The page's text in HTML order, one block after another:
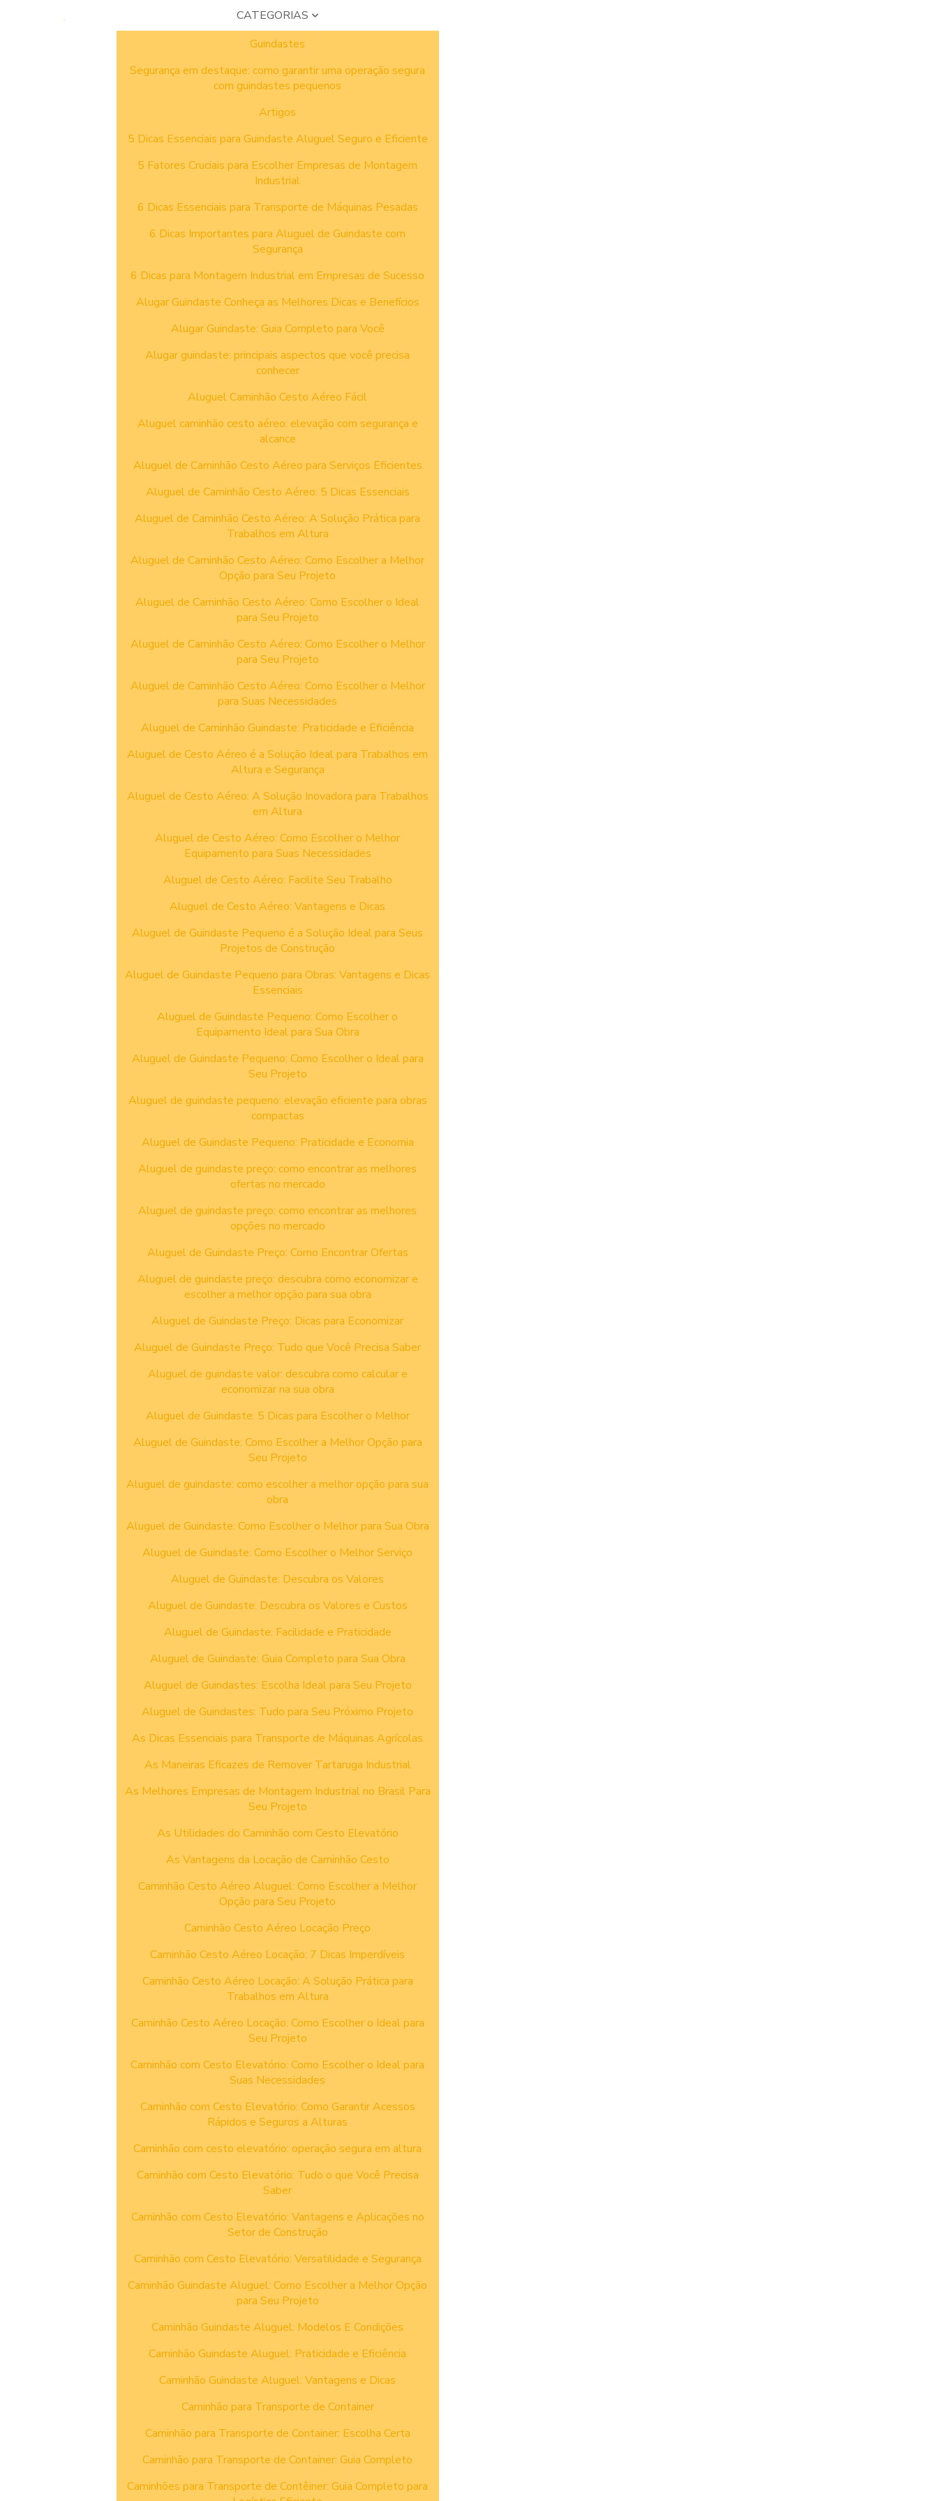
CATEGORIAS
Guindastes
Segurança em destaque: como garantir uma operação segura
com guindastes pequenos
Artigos
5 Dicas Essenciais para Guindaste Aluguel Seguro e Eficiente
5 Fatores Cruciais para Escolher Empresas de Montagem
Industrial
6 Dicas Essenciais para Transporte de Máquinas Pesadas
6 Dicas Importantes para Aluguel de Guindaste com
Segurança
6 Dicas para Montagem Industrial em Empresas de Sucesso
Alugar Guindaste Conheça as Melhores Dicas e Benefícios
Alugar Guindaste: Guia Completo para Você
Alugar guindaste: principais aspectos que você precisa
conhecer
Aluguel Caminhão Cesto Aéreo Fácil
Aluguel caminhão cesto aéreo: elevação com segurança e
alcance
Aluguel de Caminhão Cesto Aéreo para Serviços Eficientes
Aluguel de Caminhão Cesto Aéreo: 5 Dicas Essenciais
Aluguel de Caminhão Cesto Aéreo: A Solução Prática para
Trabalhos em Altura
Aluguel de Caminhão Cesto Aéreo: Como Escolher a Melhor
Opção para Seu Projeto
Aluguel de Caminhão Cesto Aéreo: Como Escolher o Ideal
para Seu Projeto
Aluguel de Caminhão Cesto Aéreo: Como Escolher o Melhor
para Seu Projeto
Aluguel de Caminhão Cesto Aéreo: Como Escolher o Melhor
para Suas Necessidades
Aluguel de Caminhão Guindaste: Praticidade e Eficiência
Aluguel de Cesto Aéreo é a Solução Ideal para Trabalhos em
Altura e Segurança
Aluguel de Cesto Aéreo: A Solução Inovadora para Trabalhos
em Altura
Aluguel de Cesto Aéreo: Como Escolher o Melhor
Equipamento para Suas Necessidades
Aluguel de Cesto Aéreo: Facilite Seu Trabalho
Aluguel de Cesto Aéreo: Vantagens e Dicas
Aluguel de Guindaste Pequeno é a Solução Ideal para Seus
Projetos de Construção
Aluguel de Guindaste Pequeno para Obras: Vantagens e Dicas
Essenciais
Aluguel de Guindaste Pequeno: Como Escolher o
Equipamento Ideal para Sua Obra
Aluguel de Guindaste Pequeno: Como Escolher o Ideal para
Seu Projeto
Aluguel de guindaste pequeno: elevação eficiente para obras
compactas
Aluguel de Guindaste Pequeno: Praticidade e Economia
Aluguel de guindaste preço: como encontrar as melhores
ofertas no mercado
Aluguel de guindaste preço: como encontrar as melhores
opções no mercado
Aluguel de Guindaste Preço: Como Encontrar Ofertas
Aluguel de guindaste preço: descubra como economizar e
escolher a melhor opção para sua obra
Aluguel de Guindaste Preço: Dicas para Economizar
Aluguel de Guindaste Preço: Tudo que Você Precisa Saber
Aluguel de guindaste valor: descubra como calcular e
economizar na sua obra
Aluguel de Guindaste: 5 Dicas para Escolher o Melhor
Aluguel de Guindaste: Como Escolher a Melhor Opção para
Seu Projeto
Aluguel de guindaste: como escolher a melhor opção para sua
obra
Aluguel de Guindaste: Como Escolher o Melhor para Sua Obra
Aluguel de Guindaste: Como Escolher o Melhor Serviço
Aluguel de Guindaste: Descubra os Valores
Aluguel de Guindaste: Descubra os Valores e Custos
Aluguel de Guindaste: Facilidade e Praticidade
Aluguel de Guindaste: Guia Completo para Sua Obra
Aluguel de Guindastes: Escolha Ideal para Seu Projeto
Aluguel de Guindastes: Tudo para Seu Próximo Projeto
As Dicas Essenciais para Transporte de Máquinas Agrícolas
As Maneiras Eficazes de Remover Tartaruga Industrial
As Melhores Empresas de Montagem Industrial no Brasil Para
Seu Projeto
As Utilidades do Caminhão com Cesto Elevatório
As Vantagens da Locação de Caminhão Cesto
Caminhão Cesto Aéreo Aluguel: Como Escolher a Melhor
Opção para Seu Projeto
Caminhão Cesto Aéreo Locação Preço
Caminhão Cesto Aéreo Locação: 7 Dicas Imperdíveis
Caminhão Cesto Aéreo Locação: A Solução Prática para
Trabalhos em Altura
Caminhão Cesto Aéreo Locação: Como Escolher o Ideal para
Seu Projeto
Caminhão com Cesto Elevatório: Como Escolher o Ideal para
Suas Necessidades
Caminhão com Cesto Elevatório: Como Garantir Acessos
Rápidos e Seguros a Alturas
Caminhão com cesto elevatório: operação segura em altura
Caminhão com Cesto Elevatório: Tudo o que Você Precisa
Saber
Caminhão com Cesto Elevatório: Vantagens e Aplicações no
Setor de Construção
Caminhão com Cesto Elevatório: Versatilidade e Segurança
Caminhão Guindaste Aluguel: Como Escolher a Melhor Opção
para Seu Projeto
Caminhão Guindaste Aluguel: Modelos E Condições
Caminhão Guindaste Aluguel: Praticidade e Eficiência
Caminhão Guindaste Aluguel: Vantagens e Dicas
Caminhão para Transporte de Container
Caminhão para Transporte de Container: Escolha Certa
Caminhão para Transporte de Container: Guia Completo
Caminhões para Transporte de Contêiner: Guia Completo para